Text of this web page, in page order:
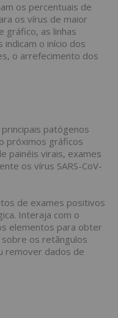
os percentuais de
os vírus de maior
gráfico, as linhas
o início dos
o arrefecimento dos
patógenos
próximos gráficos
painéis virais, exames
os vírus SARS-CoV-
de exames positivos
Interaja com o
elementos para obter
sobre os retângulos
remover dados de